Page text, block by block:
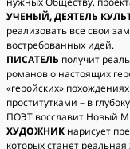
УЧЕНЫЙ, ДЕЯТЕЛЬ
реализовать все свои
востребованных идей.
ПИСАТЕЛЬ получит
романов о настоящих
«геройских»
проститутками – в
ПОЭТ восславит Новый
ХУДОЖНИК нарисует
которых станет